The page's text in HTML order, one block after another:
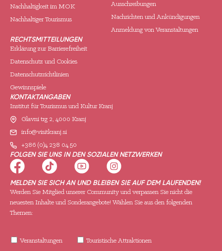
Nachhaltigkeit im MOK
Nachhaltiger Tourismus
Ausschreibungen
Nachrichten und Ankündigungen
Anmeldung von Veranstaltungen
RECHTSMITTEILUNGEN
Erklärung zur Barrierefreiheit
Datenschutz und Cookies
Datenschutzrichtlinien
Gewinnspiele
KONTAKTANGABEN
Institut für Tourismus und Kultur Kranj
Glavni trg 2, 4000 Kranj
info@visitkranj.si
+386 (0)4 238 04 50
FOLGEN SIE UNS IN DEN SOZIALEN NETZWERKEN
MELDEN SIE SICH AN UND BLEIBEN SIE AUF DEM LAUFENDEN!
Werden Sie Mitglied unserer Community und verpassen Sie nicht die
neuesten Inhalte und Sonderangebote! Wählen Sie aus den folgenden
Themen:
Veranstaltungen Touristische Attraktionen